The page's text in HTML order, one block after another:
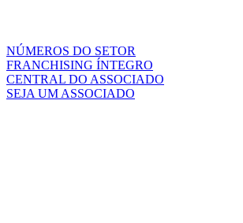
NÚMEROS DO SETOR
FRANCHISING ÍNTEGRO
CENTRAL DO ASSOCIADO
SEJA UM ASSOCIADO